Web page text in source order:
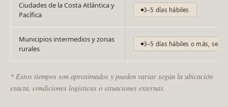
Ciudades de la Costa Atlántica y
Pacífica
3–5 días hábiles
Municipios intermedios y zonas
rurales
3–5 días hábiles o más,
* Estos tiempos son aproximados y pueden variar según la ubicación
exacta, condiciones logísticas o situaciones externas.